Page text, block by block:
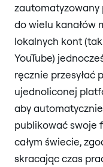
zautomatyzowany
do wielu kanałów
lokalnych kont
YouTube)
ręcznie przesyłać
ujednoliconej
aby
publikować swoje
całym świecie,
skracając czas